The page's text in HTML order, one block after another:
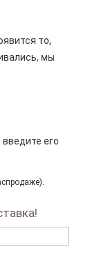
то,
мы
его